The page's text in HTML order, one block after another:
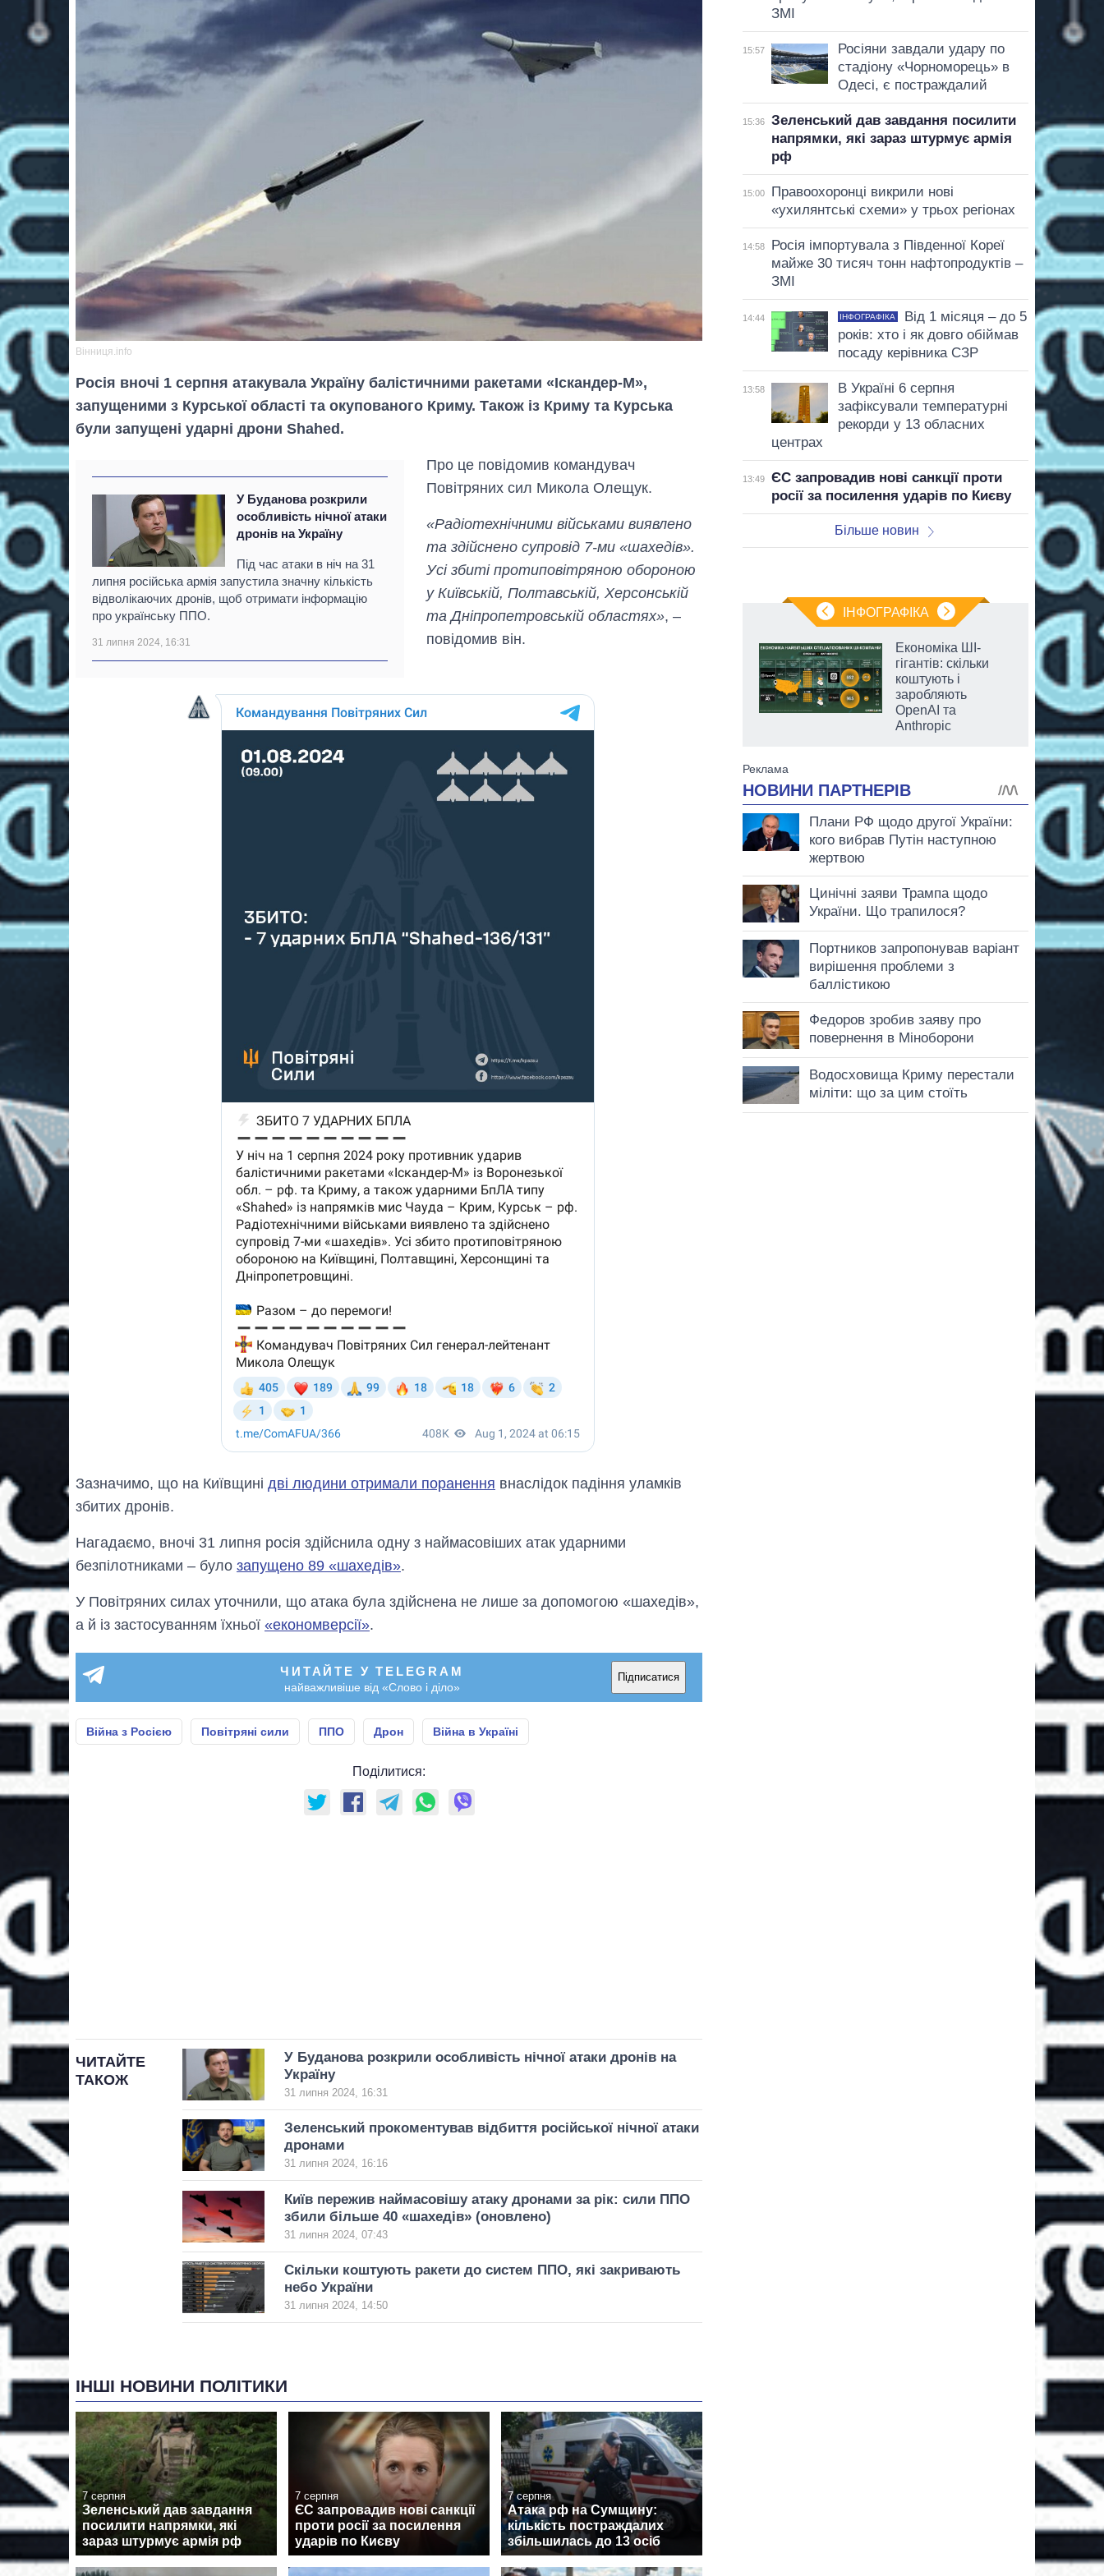
Вінниця.info
Росія вночі 1 серпня атакувала Україну балістичними ракетами «Іскандер-М»,
запущеними з Курської області та окупованого Криму. Також із Криму та Курська
були запущені ударні дрони Shahed.
У Буданова розкрили
особливість нічної атаки
дронів на Україну
Під час атаки в ніч на 31
липня російська армія запустила значну кількість
відволікаючих дронів, щоб отримати інформацію
про українську ППО.
31 липня 2024, 16:31
Про це повідомив командувач
Повітряних сил Микола Олещук.
«Радіотехнічними військами виявлено
та здійснено супровід 7-ми «шахедів».
Усі збиті протиповітряною обороною
у Київській, Полтавській, Херсонській
та Дніпропетровській областях», –
повідомив він.
Зазначимо, що на Київщині дві людини отримали поранення внаслідок падіння уламків
збитих дронів.
Нагадаємо, вночі 31 липня росія здійснила одну з наймасовіших атак ударними
безпілотниками – було запущено 89 «шахедів».
У Повітряних силах уточнили, що атака була здійснена не лише за допомогою «шахедів»,
а й із застосуванням їхньої «економверсії».
ЧИТАЙТЕ У TELEGRAM
найважливіше від «Слово і діло»
Підписатися
Війна з Росією Повітряні сили ППО Дрон Війна в Україні
Поділитися:
ЧИТАЙТЕ
ТАКОЖ
У Буданова розкрили особливість нічної атаки дронів на
Україну
31 липня 2024, 16:31
Зеленський прокоментував відбиття російської нічної атаки
дронами
31 липня 2024, 16:16
Київ пережив наймасовішу атаку дронами за рік: сили ППО
збили більше 40 «шахедів» (оновлено)
31 липня 2024, 07:43
Скільки коштують ракети до систем ППО, які закривають
небо України
31 липня 2024, 14:50
ІНШІ НОВИНИ ПОЛІТИКИ
7 серпня
Зеленський дав завдання
посилити напрямки, які
зараз штурмує армія рф
7 серпня
ЄС запровадив нові санкції
проти росії за посилення
ударів по Києву
7 серпня
Атака рф на Сумщину:
кількість постраждалих
збільшилась до 13 осіб
ЗМІ
15:57
Росіяни завдали удару по
стадіону «Чорноморець» в
Одесі, є постраждалий
15:36
Зеленський дав завдання посилити
напрямки, які зараз штурмує армія
рф
15:00
Правоохоронці викрили нові
«ухилянтські схеми» у трьох регіонах
14:58
Росія імпортувала з Південної Кореї
майже 30 тисяч тонн нафтопродуктів –
ЗМІ
14:44 ІНФОГРАФІКА
Від 1 місяця – до 5
років: хто і як довго обіймав
посаду керівника СЗР
13:58
В Україні 6 серпня
зафіксували температурні
рекорди у 13 обласних
центрах
13:49
ЄС запровадив нові санкції проти
росії за посилення ударів по Києву
Більше новин
ІНФОГРАФІКА
Економіка ШІ-
гігантів: скільки
коштують і
заробляють
OpenAI та
Anthropic